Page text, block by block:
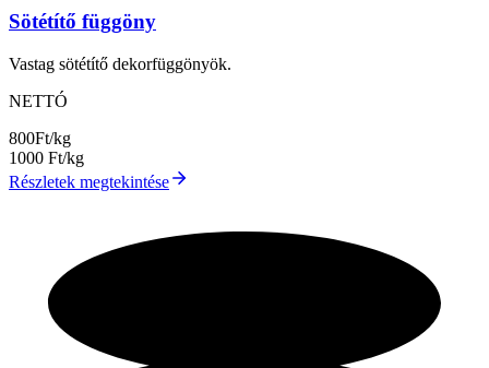
Sötétítő függöny
Vastag sötétítő dekorfüggönyök.
NETTÓ
800Ft/kg
1000 Ft/kg
Részletek megtekintése